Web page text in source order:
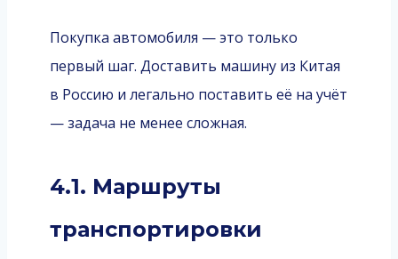
Покупка автомобиля — это только
первый шаг. Доставить машину из Китая
в Россию и легально поставить её на учёт
— задача не менее сложная.
4.1. Маршруты
транспортировки